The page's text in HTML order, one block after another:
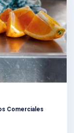
Comerciales